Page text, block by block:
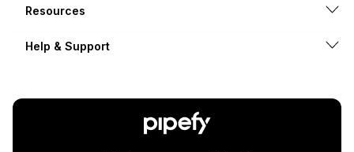
Resources
Help & Support